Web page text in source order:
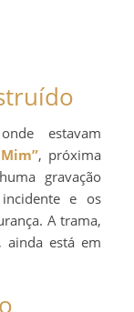
estavam
, próxima
gravação
e os
A trama,
ainda está em